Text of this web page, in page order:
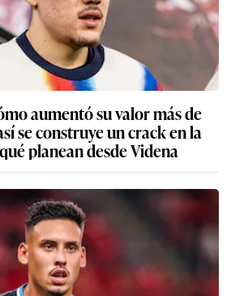
aumentó su valor más de
se construye un crack en la
planean desde Videna